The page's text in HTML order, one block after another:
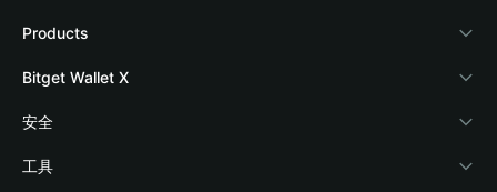
關於 Bitget Wallet
部落格
學院
加密資訊
Products
Crypto Card
Stablecoin Earn
Payfi Crypto
Bitget Wallet X
開發者文件
連接錢包
安全
風險保障基金
工具